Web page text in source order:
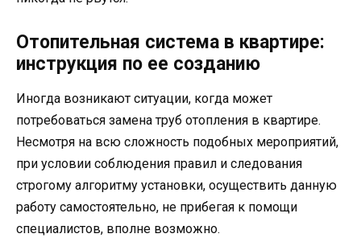
Отопительная система в квартире:
инструкция по ее созданию
Иногда возникают ситуации, когда может
потребоваться замена труб отопления в квартире.
Несмотря на всю сложность подобных мероприятий,
при условии соблюдения правил и следования
строгому алгоритму установки, осуществить данную
работу самостоятельно, не прибегая к помощи
специалистов, вполне возможно.